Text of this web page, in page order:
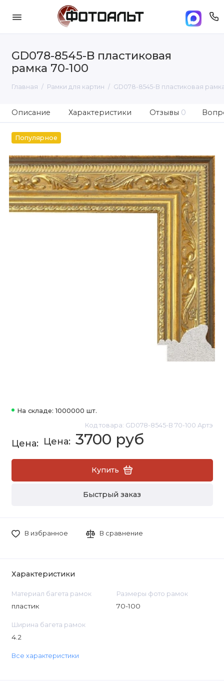
GD078-8545-B пластиковая
рамка 70-100
Главная Рамки для картин GD078-8545-B пластиковая
Описание Характеристики Отзывы 0
Популярное
На складе: 1000000 шт.
Код товара: GD078-8545-B 70-100 Артэ
3700 руб
Купить
Быстрый заказ
В избранное В сравнение
Характеристики
Материал багета рамок
пластик
Размеры фото рамок
70-100
Ширина багета рамок
4.2
Все характеристики